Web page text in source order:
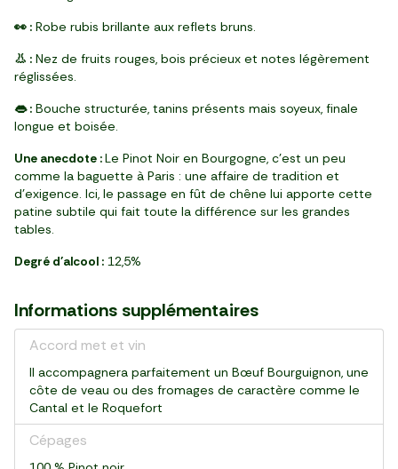
👀 : Robe rubis brillante aux reflets bruns.
👃 : Nez de fruits rouges, bois précieux et notes légèrement
réglissées.
👄 : Bouche structurée, tanins présents mais soyeux, finale
longue et boisée.
Une anecdote :Le Pinot Noir en Bourgogne, c’est un peu
comme la baguette à Paris : une affaire de tradition et
d’exigence. Ici, le passage en fût de chêne lui apporte cette
patine subtile qui fait toute la différence sur les grandes
tables.
Degré d'alcool : 12,5%
Informations supplémentaires
Accord met et vin
Il accompagnera parfaitement un Bœuf Bourguignon, une
côte de veau ou des fromages de caractère comme le
Cantal et le Roquefort
Cépages